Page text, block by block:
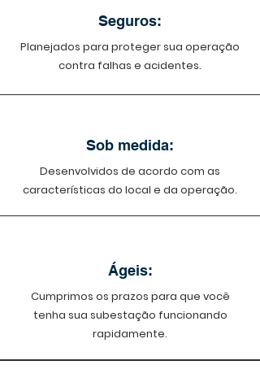
Seguros:
Planejados para proteger sua operação
contra falhas e acidentes.
Sob medida:
Desenvolvidos de acordo com as
características do local e da operação.
Ágeis:
Cumprimos os prazos para que você
tenha sua subestação funcionando
rapidamente.